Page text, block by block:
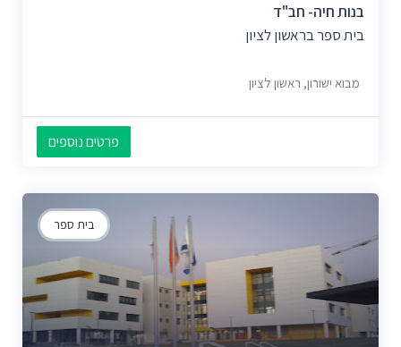
בנות חיה- חב"ד
בית ספר בראשון לציון
מבוא ישורון, ראשון לציון
פרטים נוספים
בית ספר